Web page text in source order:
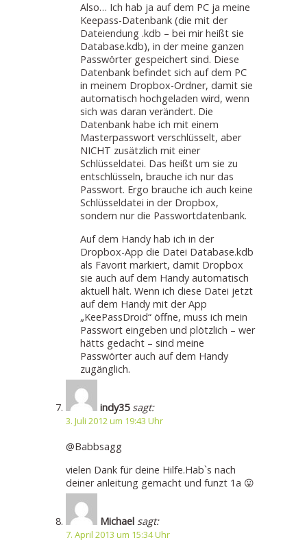
Also… Ich hab ja auf dem PC ja meine
Keepass-Datenbank (die mit der
Dateiendung .kdb – bei mir heißt sie
Database.kdb), in der meine ganzen
Passwörter gespeichert sind. Diese
Datenbank befindet sich auf dem PC
in meinem Dropbox-Ordner, damit sie
automatisch hochgeladen wird, wenn
sich was daran verändert. Die
Datenbank habe ich mit einem
Masterpasswort verschlüsselt, aber
NICHT zusätzlich mit einer
Schlüsseldatei. Das heißt um sie zu
entschlüsseln, brauche ich nur das
Passwort. Ergo brauche ich auch keine
Schlüsseldatei in der Dropbox,
sondern nur die Passwortdatenbank.
Auf dem Handy hab ich in der
Dropbox-App die Datei Database.kdb
als Favorit markiert, damit Dropbox
sie auch auf dem Handy automatisch
aktuell hält. Wenn ich diese Datei jetzt
auf dem Handy mit der App
„KeePassDroid“ öffne, muss ich mein
Passwort eingeben und plötzlich – wer
hätts gedacht – sind meine
Passwörter auch auf dem Handy
zugänglich.
indy35 sagt:
3. Juli 2012 um 19:43 Uhr
@Babbsagg
vielen Dank für deine Hilfe.Hab`s nach
deiner anleitung gemacht und funzt 1a 😛
Michael sagt:
7. April 2013 um 15:34 Uhr